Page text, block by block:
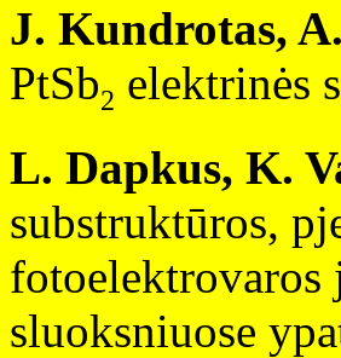
J. Kundrotas,
PtSb2 elektrinės
L. Dapkus, K.
substruktūros,
fotoelektrovaros
sluoksniuose